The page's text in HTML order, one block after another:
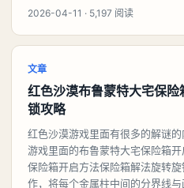
2026-04-11 · 5,197 阅读
文章
红色沙漠布鲁蒙特大宅保
锁攻略
红色沙漠游戏里面有很多的解谜
游戏里面的布鲁蒙特大宅保险箱
保险箱开启方法保险箱解法旋转
作，将每个金属柱中间的分界线